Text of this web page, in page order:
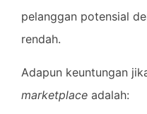
pelanggan potensial
rendah.
Adapun keuntungan
marketplace adalah: